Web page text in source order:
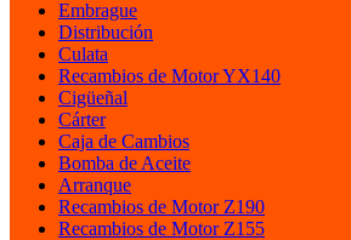
Embrague
Distribución
Culata
Recambios de Motor YX140
Cigüeñal
Cárter
Caja de Cambios
Bomba de Aceite
Arranque
Recambios de Motor Z190
Recambios de Motor Z155